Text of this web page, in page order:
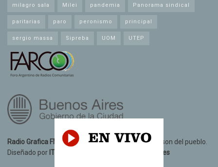
milagro sala Milei pandemia Panorama sindical
paritarias paro peronismo principal
sergio massa Sipreba UOM UTEP
Radio Grafica FM 89.3© 2021. Todos los derechos son del pueblo.
Diseñado por IT10 Informatica y Telecomunicaciones